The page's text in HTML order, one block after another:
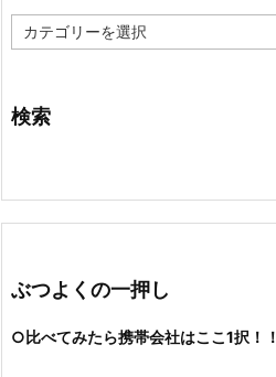
テ
ー
検索
ぶつよくの一押し
○比べてみたら携帯会社はここ1択！！